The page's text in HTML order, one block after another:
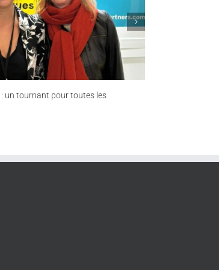
Joyeuse Année 2023